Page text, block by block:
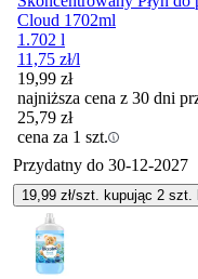
Cloud 1702ml
1.702 l
11,75 zł/l
19,99 zł
najniższa cena z 30 dni
25,79 zł
cena za 1 szt.
Przydatny do 30-12-2027
19,99 zł/szt. kupując 2 szt.